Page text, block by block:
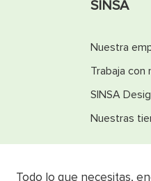
SINSA
Nuestra
Trabaja con
SINSA
Nuestras
Todo lo que necesitas,